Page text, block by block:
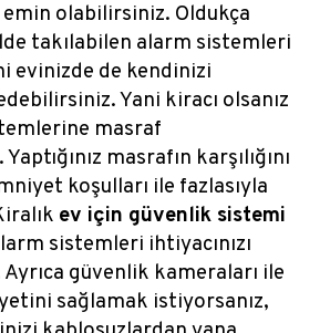
olabilirsiniz. Oldukça
takılabilen alarm sistemleri
evinizde de kendinizi
Yani kiracı olsanız
masraf
masrafın karşılığını
koşulları ile fazlasıyla
ev için güvenlik sistemi
sistemleri ihtiyacınızı
güvenlik kameraları ile
sağlamak istiyorsanız,